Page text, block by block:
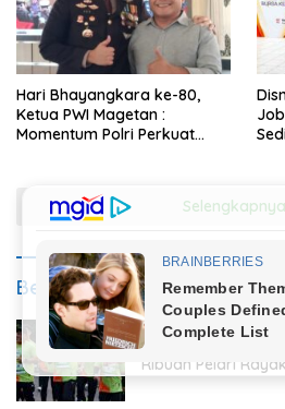
Hari Bhayangkara ke-80,
Ketua PWI Magetan :
Momentum Polri Perkuat
Selengkapnya
Berita Politik
2 Agustus 2026
PKB Run Festival
Ribuan Pelari